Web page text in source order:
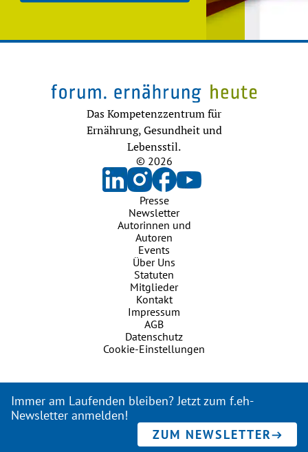
Das Kompetenzzentrum für
Ernährung, Gesundheit und
Lebensstil.
© 2026
Presse
Newsletter
Autorinnen und
Autoren
Events
Über Uns
Statuten
Mitglieder
Kontakt
Impressum
AGB
Datenschutz
Cookie-Einstellungen
Immer am Laufenden bleiben? Jetzt zum f.eh-
Newsletter anmelden!
ZUM NEWSLETTER